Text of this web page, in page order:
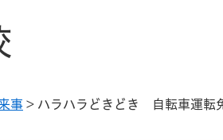
事 > ハラハラどきどき 自転車運